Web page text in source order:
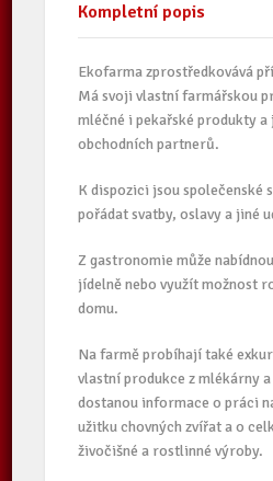
Kompletní popis
Ekofarma zprostředkovává
Má svoji vlastní farmářskou
mléčné i pekařské produkty
obchodních partnerů.
K dispozici jsou společenské
pořádat svatby, oslavy a jiné
Z gastronomie může
jídelně nebo využít možnost
domu.
Na farmě probíhají také
vlastní produkce z mlékárny
dostanou informace o práci
užitku chovných zvířat a o
živočišné a rostlinné výroby.